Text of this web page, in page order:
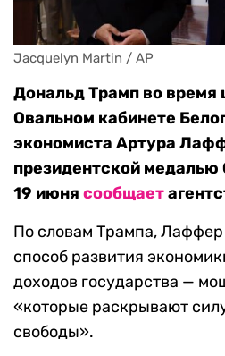
Jacquelyn Martin / AP
Дональд Трамп во время
Овальном кабинете
экономиста Артура
президентской
19 июня сообщает
По словам Трампа, Лаффер
способ развития
доходов государства —
«которые раскрывают
свободы».